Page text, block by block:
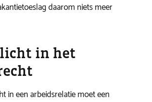
daarom niets meer
in het
in een arbeidsrelatie moet een